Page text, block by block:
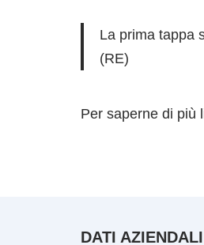
La prima tappa
(RE)
Per saperne di più
DATI AZIENDALI